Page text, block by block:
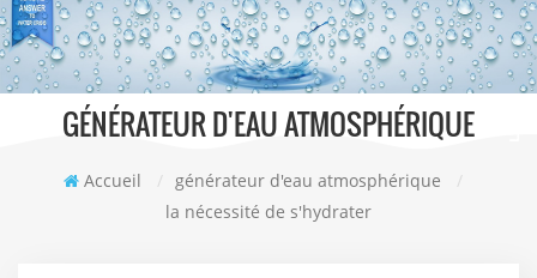
GÉNÉRATEUR D'EAU ATMOSPHÉRIQUE
Accueil / générateur d'eau atmosphérique
/
la nécessité de s'hydrater